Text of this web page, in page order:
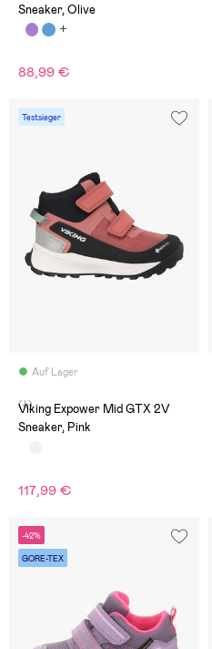
Sneaker, Olive
88,99 €
Testsieger
Auf Lager
(4)
Viking Expower Mid GTX 2V
Sneaker, Pink
117,99 €
-42%
GORE-TEX